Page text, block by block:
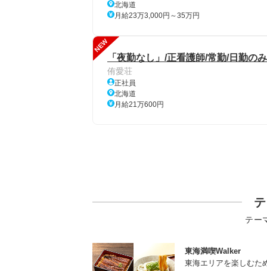
北海道
月給23万3,000円～35万円
NEW
「夜勤なし」/正看護師/常勤/日勤の
侑愛荘
正社員
北海道
月給21万600円
テー
東海満喫Walker
東海エリアを楽しむた